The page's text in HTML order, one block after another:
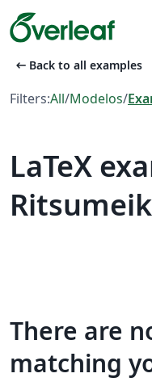
arrow_left_alt Back to all examples
Filters:All/Modelos/
LaTeX
There are
matching